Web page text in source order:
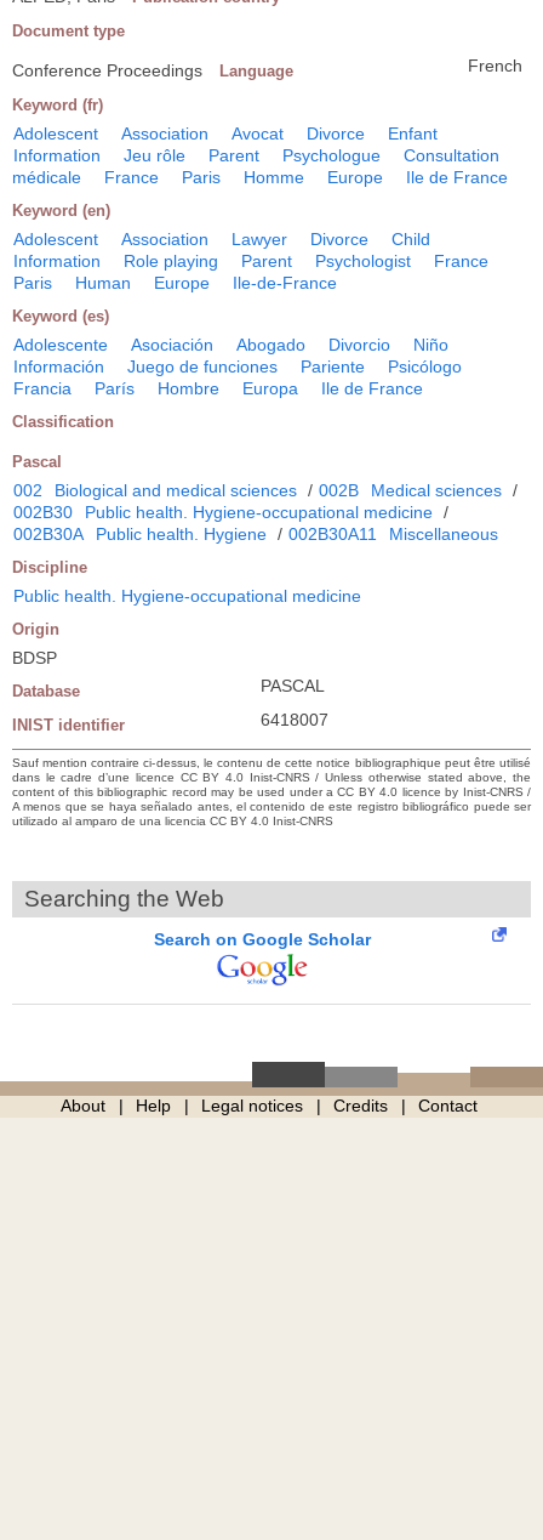
Document type
Conference Proceedings Language French
Keyword (fr)
Adolescent Association Avocat Divorce
Enfant
Information
Jeu rôle Parent Psychologue
Consultation
médicale
France Paris Homme Europe Ile de France
Keyword (en)
Adolescent Association Lawyer Divorce
Child
Information
Role playing Parent Psychologist
France
Paris
Human Europe Ile-de-France
Keyword (es)
Adolescente Asociación Abogado Divorcio
Niño
Información
Juego de funciones Pariente
Psicólogo
Francia
París Hombre Europa Ile de France
Classification
Pascal
002 Biological and medical sciences / 002B Medical sciences /
002B30
Public health. Hygiene-occupational medicine /
002B30A
Public health. Hygiene / 002B30A11 Miscellaneous
Discipline
Public health. Hygiene-occupational medicine
Origin
BDSP
Database PASCAL
INIST identifier 6418007
Sauf mention contraire ci-dessus, le contenu de cette notice bibliographique peut être utilisé
dans le cadre d’une licence CC BY 4.0 Inist-CNRS / Unless otherwise stated above, the
content of this bibliographic record may be used under a CC BY 4.0 licence by Inist-CNRS /
A menos que se haya señalado antes, el contenido de este registro bibliográfico puede ser
utilizado al amparo de una licencia CC BY 4.0 Inist-CNRS
Searching the Web
Search on Google Scholar
About Help Legal notices Credits Contact